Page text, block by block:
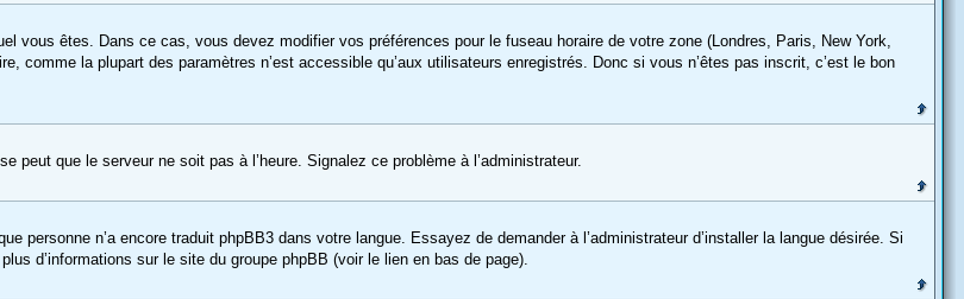
vous êtes. Dans ce cas, vous devez modifier vos préférences pour le fuseau horaire de votre zone (Londres, Paris, New York,
comme la plupart des paramètres n’est accessible qu’aux utilisateurs enregistrés. Donc si vous n’êtes pas inscrit, c’est le bon
peut que le serveur ne soit pas à l’heure. Signalez ce problème à l’administrateur.
personne n’a encore traduit phpBB3 dans votre langue. Essayez de demander à l’administrateur d’installer la langue désirée. Si
d’informations sur le site du groupe phpBB (voir le lien en bas de page).